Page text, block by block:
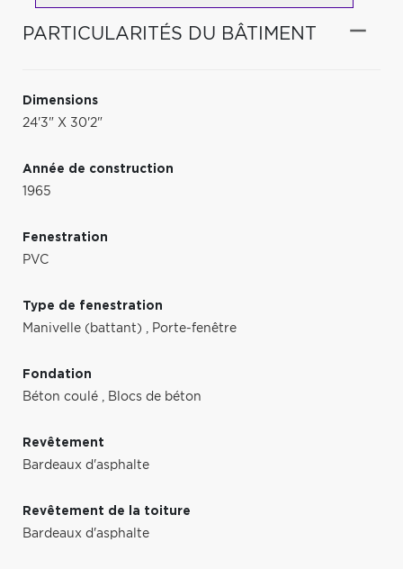
PARTICULARITÉS DU BÂTIMENT
Dimensions
24'3" X 30'2"
Année de construction
1965
Fenestration
PVC
Type de fenestration
Manivelle (battant) , Porte-fenêtre
Fondation
Béton coulé , Blocs de béton
Revêtement
Bardeaux d'asphalte
Revêtement de la toiture
Bardeaux d'asphalte